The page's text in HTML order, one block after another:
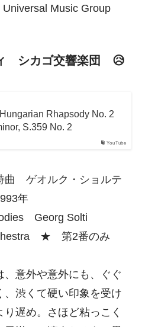
Music Group
シカゴ交響楽団 😥
YouTube
Rhapsody No. 2
S.359 No. 2
曲 ゲオルク・ショルテ
年
Georg Solti
★ 第2番のみ
、意外や意外にも、ぐぐ
、渋くて硬い印象を受け
遅め。さほど粘っこく